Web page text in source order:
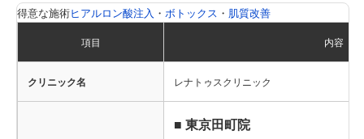
得意な施術ヒアルロン酸注入 ・ ボトックス ・ 肌質改善
項目 内容
クリニック名 レナトゥスクリニック
■ 東京田町院